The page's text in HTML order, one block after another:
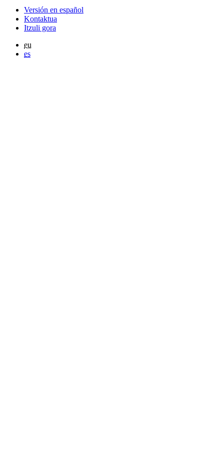
Versión en español
Kontaktua
Itzuli gora
eu
es